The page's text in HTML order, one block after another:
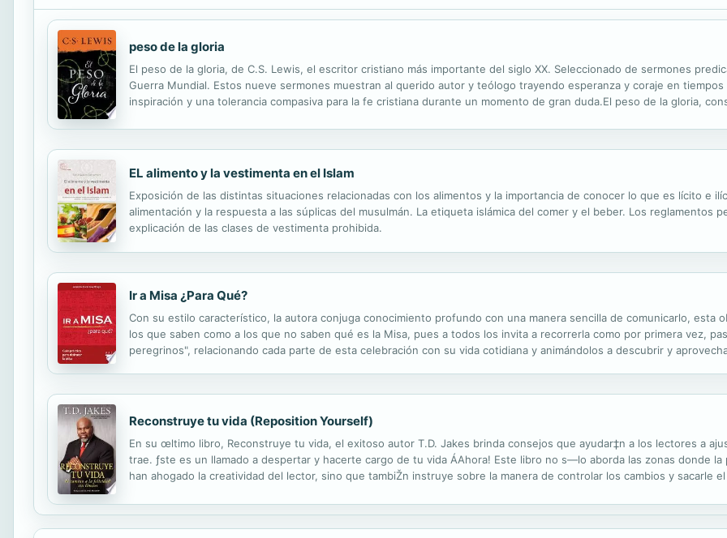
peso de la gloria
El peso de la gloria, de C.S. Lewis, el escritor cristiano más importante del siglo XX. Seleccionado de sermones
Guerra Mundial. Estos nueve sermones muestran al querido autor y teólogo trayendo esperanza y coraje en
inspiración y una tolerancia compasiva para la fe cristiana durante un momento de gran duda.El peso de la gloria,
EL alimento y la vestimenta en el Islam
Exposición de las distintas situaciones relacionadas con los alimentos y la importancia de conocer lo que es lícito e
alimentación y la respuesta a las súplicas del musulmán. La etiqueta islámica del comer y el beber. Los reglamentos
explicación de las clases de vestimenta prohibida.
Ir a Misa ¿Para Qué?
Con su estilo característico, la autora conjuga conocimiento profundo con una manera sencilla de comunicarlo, esta
los que saben como a los que no saben qué es la Misa, pues a todos los invita a recorrerla como por primera vez,
peregrinos", relacionando cada parte de esta celebración con su vida cotidiana y animándolos a descubrir y
Reconstruye tu vida (Reposition Yourself)
En su œltimo libro, Reconstruye tu vida, el exitoso autor T.D. Jakes brinda consejos que ayudar‡n a los lectores a
trae. ƒste es un llamado a despertar y hacerte cargo de tu vida ÁAhora! Este libro no s—lo aborda las zonas donde
han ahogado la creatividad del lector, sino que tambiŽn instruye sobre la manera de controlar los cambios y sacarle